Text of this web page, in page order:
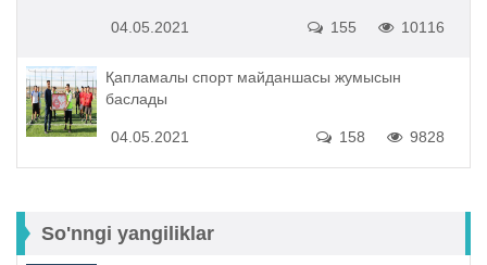
04.05.2021 10116
155
Қапламалы спорт майданшасы жумысын
баслады
04.05.2021 9828
158
So'nngi yangiliklar